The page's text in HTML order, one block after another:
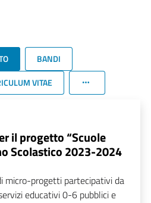
BANDI
VITAE
il progetto “Scuole
Scolastico 2023-2024
micro-progetti partecipativi da
educativi 0-6 pubblici e